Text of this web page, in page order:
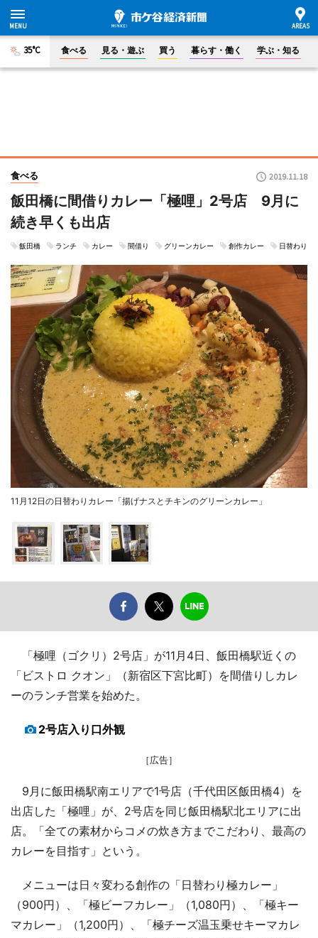
35°C 食べる 見る・遊ぶ 買う 暮らす・働く 学ぶ・知る
食べる 2019.11.18
飯田橋に間借りカレー「極哩」2号店 9月に
続き早くも出店
飯田橋 ランチ カレー 間借り グリーンカレー 創作カレー 日替わり
11月12日の日替わりカレー「揚げナスとチキンのグリーンカレー」
「極哩（ゴクリ）2号店」が11月4日、飯田橋駅近くの
「ビストロ クオン」（新宿区下宮比町）を間借りしカレ
ーのランチ営業を始めた。
2号店入り口外観
［広告］
9月に飯田橋駅南エリアで1号店（千代田区飯田橋4）を
出店した「極哩」が、2号店を同じ飯田橋駅北エリアに出
店。「全ての素材からコメの炊き方までこだわり、最高の
カレーを目指す」という。
メニューは日々変わる創作の「日替わり極カレー」
（900円）、「極ビーフカレー」（1,080円）、「極キー
マカレー」（1,200円）、「極チーズ温玉乗せキーマカレ